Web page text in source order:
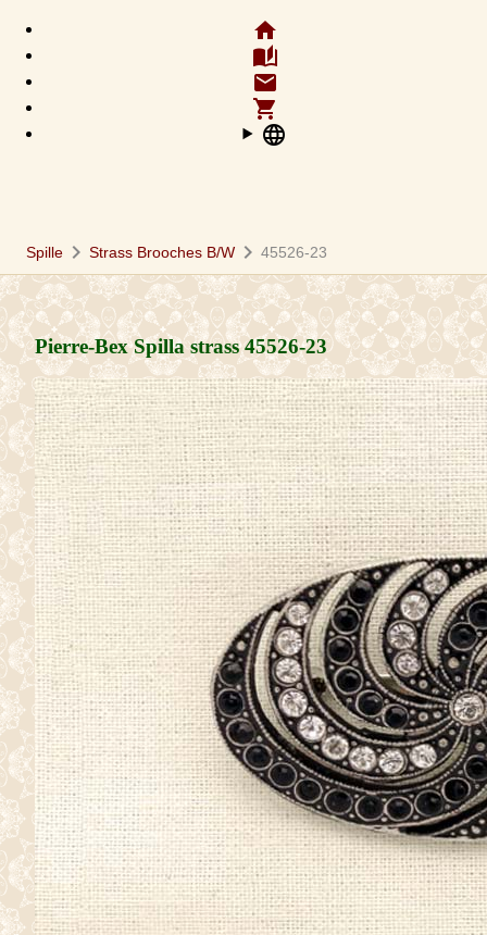
home
auto_stories
email
shopping_cart
language
Spille chevron_right Strass Brooches B/W chevron_right 45526-23
Pierre-Bex Spilla strass45526-23